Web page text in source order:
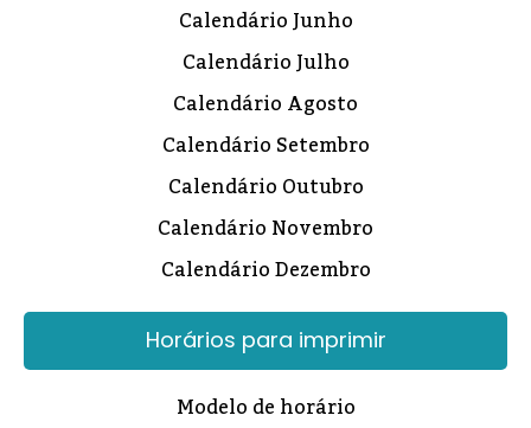
Calendário Junho
Calendário Julho
Calendário Agosto
Calendário Setembro
Calendário Outubro
Calendário Novembro
Calendário Dezembro
Horários para imprimir
Modelo de horário